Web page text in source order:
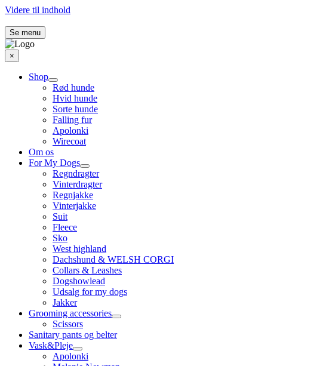
Videre til indhold
Se menu
×
Shop
Rød hunde
Hvid hunde
Sorte hunde
Falling fur
Apolonki
Wirecoat
Om os
For My Dogs
Regndragter
Vinterdragter
Regnjakke
Vinterjakke
Suit
Fleece
Sko
West highland
Dachshund & WELSH CORGI
Collars & Leashes
Dogshowlead
Udsalg for my dogs
Jakker
Grooming accessories
Scissors
Sanitary pants og belter
Vask&Pleje
Apolonki